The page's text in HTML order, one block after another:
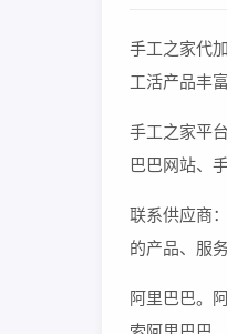
手工之家代
工活产品丰
手工之家平
巴巴网站、
联系供应商
的产品、服
阿里巴巴。